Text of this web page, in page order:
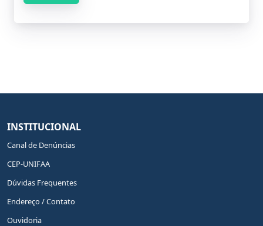
INSTITUCIONAL
Canal de Denúncias
CEP-UNIFAA
Dúvidas Frequentes
Endereço / Contato
Ouvidoria